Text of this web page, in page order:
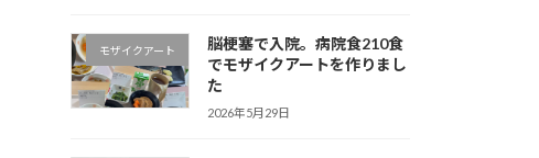
モザイクアート
脳梗塞で入院。病院食210食
でモザイクアートを作りまし
た
2026年5月29日